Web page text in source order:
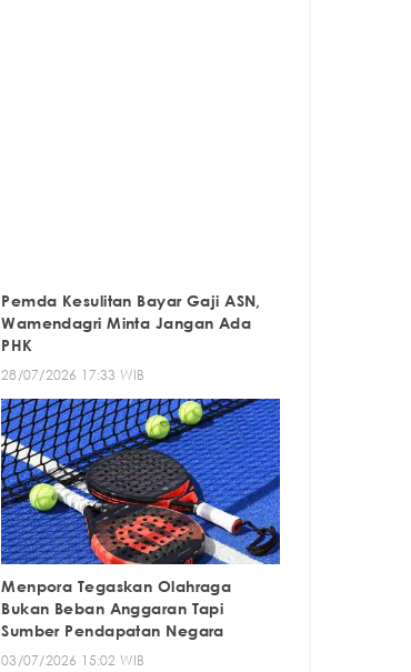
Pemda Kesulitan Bayar Gaji ASN,
Wamendagri Minta Jangan Ada
PHK
28/07/2026 17:33 WIB
Menpora Tegaskan Olahraga
Bukan Beban Anggaran Tapi
Sumber Pendapatan Negara
03/07/2026 15:02 WIB